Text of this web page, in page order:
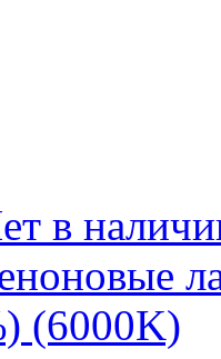
в
(6000K)